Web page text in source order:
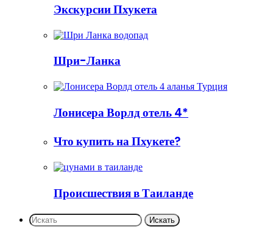
Экскурсии Пхукета
Шри-Ланка
Лонисера Ворлд отель 4*
Что купить на Пхукете?
Происшествия в Таиланде
Искать